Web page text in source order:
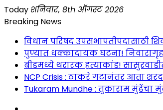
Skip
to
Today शनिवार, 8th ऑगस्ट 2026
Breaking News
विधान परिषद उपसभापतीपदासाठी
पुण्यात धक्कादायक घटना!
बीडमध्ये थरारक हत्याकांड!
NCP Crisis : ठाकरे गटानंतर आता
Tukaram Mundhe : तुकाराम मुंढेंचा